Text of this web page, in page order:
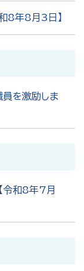
8年8月3日】
を激励しま
令和8年7月